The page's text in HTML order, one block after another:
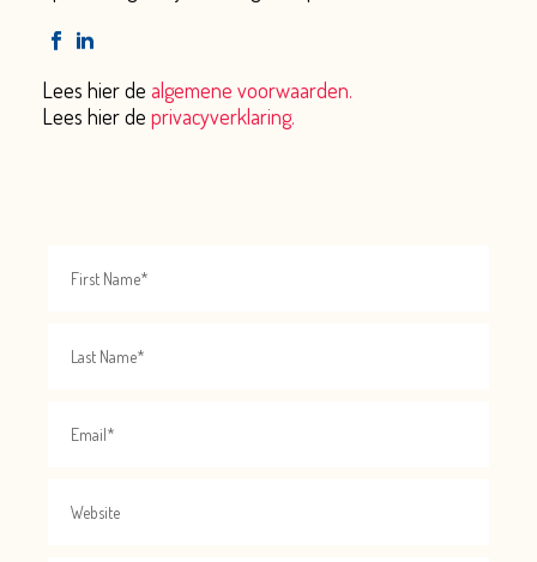
Lees hier de algemene voorwaarden.
Lees hier de privacyverklaring.